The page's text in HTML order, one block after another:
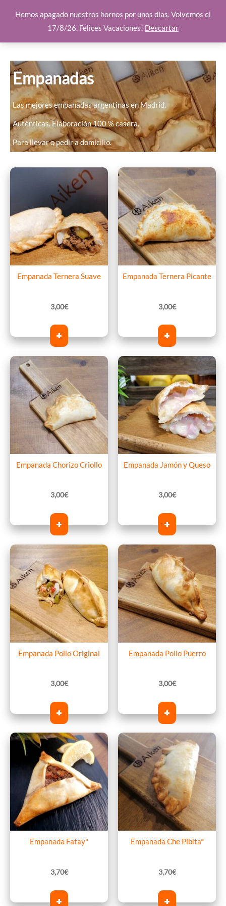
Hemos apagado nuestros hornos por unos días. Volvemos el
17/8/26. Felices Vacaciones! Descartar
Empanadas
Las mejores empanadas argentinas en Madrid.
Auténticas. Elaboración 100 % casera.
Para llevar o pedir a domicilio.
Empanada Ternera Suave
3,00€
+
Empanada Ternera Picante
3,00€
+
Empanada Chorizo Criollo
3,00€
+
Empanada Jamón y Queso
3,00€
+
Empanada Pollo Original
3,00€
+
Empanada Pollo Puerro
3,00€
+
Empanada Fatay*
3,70€
+
Empanada Che Pibita*
3,70€
+